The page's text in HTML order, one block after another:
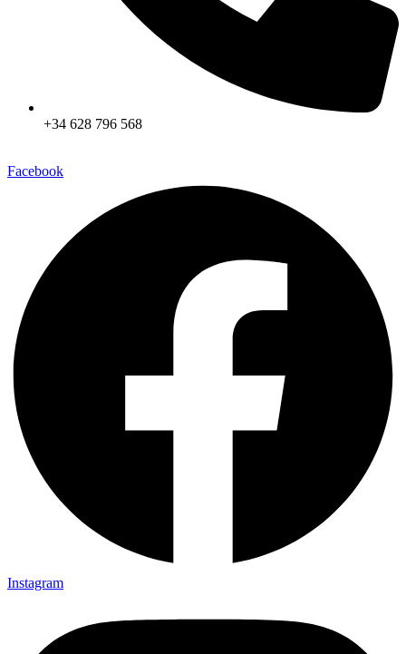
+34 628 796 568
Facebook
Instagram